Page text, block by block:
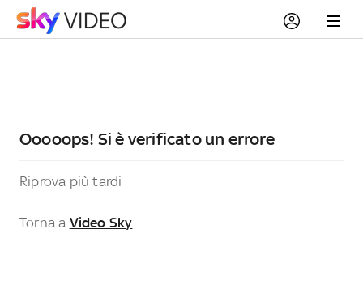
Ooooops! Si è verificato un errore
Riprova più tardi
Torna a Video Sky